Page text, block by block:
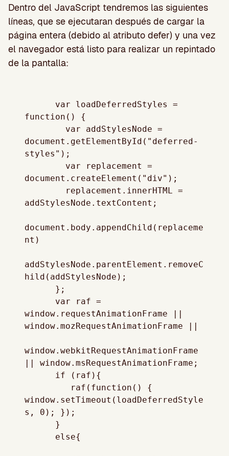
Dentro del JavaScript tendremos las siguientes
líneas, que se ejecutaran después de cargar la
página entera (debido al atributo defer) y una vez
el navegador está listo para realizar un repintado
de la pantalla:
function() {
document.getElementById("deferred-
styles");
document.createElement("div");
addStylesNode.textContent;
document.body.appendChild(replaceme
nt)
addStylesNode.parentElement.removeC
hild(addStylesNode);
window.requestAnimationFrame ||
window.mozRequestAnimationFrame ||
window.webkitRequestAnimationFrame
|| window.msRequestAnimationFrame;
window.setTimeout(loadDeferredStyle
s, 0); });